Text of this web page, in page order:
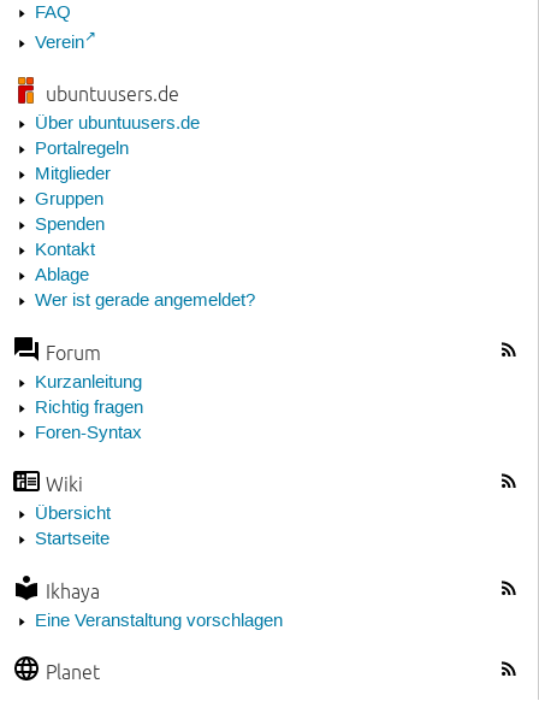
FAQ
Verein
ubuntuusers.de
Über ubuntuusers.de
Portalregeln
Mitglieder
Gruppen
Spenden
Kontakt
Ablage
Wer ist gerade angemeldet?
Forum
Kurzanleitung
Richtig fragen
Foren-Syntax
Wiki
Übersicht
Startseite
Ikhaya
Eine Veranstaltung vorschlagen
Planet